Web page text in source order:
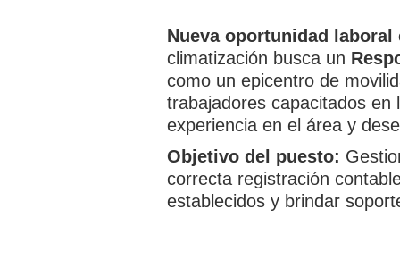
Nueva oportunidad
climatización busca un
como un epicentro de
trabajadores capacitados en
experiencia en el área y
Objetivo del puesto:
correcta registración
establecidos y brindar